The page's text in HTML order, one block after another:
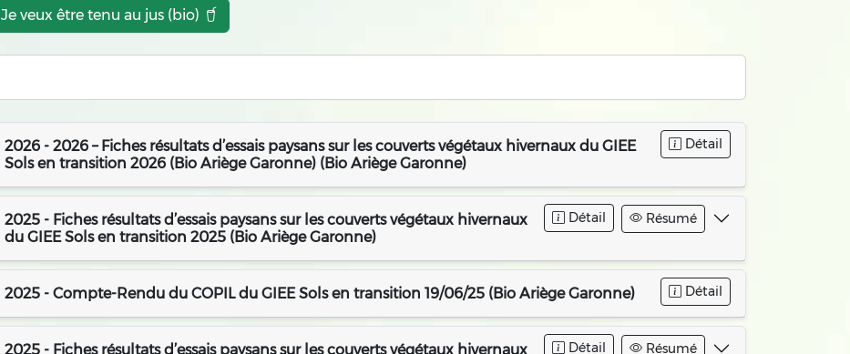
Je veux être tenu au jus (bio)
Détail
2026 - 2026 – Fiches résultats d’essais paysans sur les couverts végétaux hivernaux du GIEE
Sols en transition 2026 (Bio Ariège Garonne) (Bio Ariège Garonne)
Détail Résumé
2025 - Fiches résultats d’essais paysans sur les couverts végétaux hivernaux
du GIEE Sols en transition 2025 (Bio Ariège Garonne)
Détail
2025 - Compte-Rendu du COPIL du GIEE Sols en transition 19/06/25 (Bio Ariège Garonne)
Détail Résumé
2025 - Fiches résultats d’essais paysans sur les couverts végétaux hivernaux